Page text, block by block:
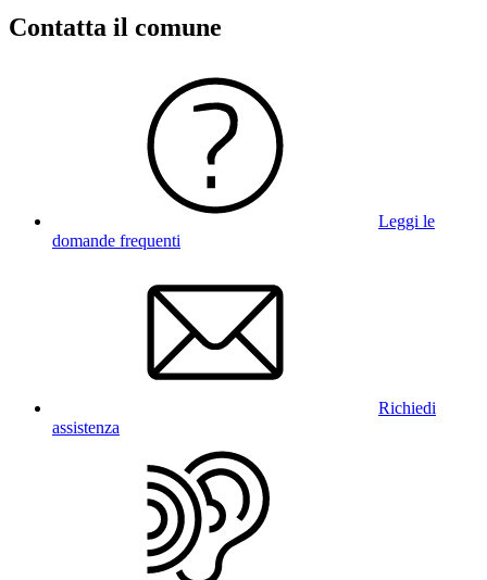
Contatta il comune
Leggi le
domande frequenti
Richiedi
assistenza